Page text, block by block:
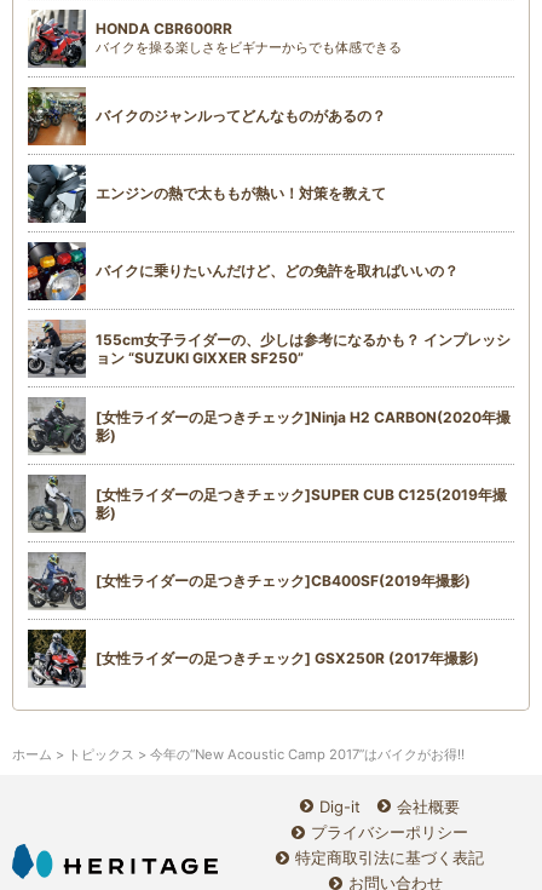
HONDA CBR600RR
バイクを操る楽しさをビギナーからでも体感できる
バイクのジャンルってどんなものがあるの？
エンジンの熱で太ももが熱い！対策を教えて
バイクに乗りたいんだけど、どの免許を取ればいいの？
155cm女子ライダーの、少しは参考になるかも？ インプレッシ
ョン “SUZUKI GIXXER SF250”
[女性ライダーの足つきチェック]Ninja H2 CARBON(2020年撮
影)
[女性ライダーの足つきチェック]SUPER CUB C125(2019年撮
影)
[女性ライダーの足つきチェック]CB400SF(2019年撮影)
[女性ライダーの足つきチェック] GSX250R (2017年撮影)
ホーム > トピックス > 今年の“New Acoustic Camp 2017”はバイクがお得!!
Dig-it
会社概要
プライバシーポリシー
特定商取引法に基づく表記
お問い合わせ